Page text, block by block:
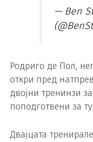
— Ben
Родриго де Пол,
откри пред
двојни тренинзи
поподготвени за
Двајцата